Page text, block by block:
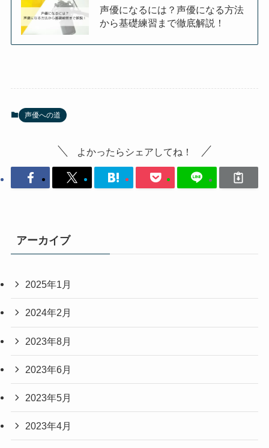
声優になるには？声優になる方法
から基礎練習まで徹底解説！
声優への道
よかったらシェアしてね！
アーカイブ
2025年1月
2024年2月
2023年8月
2023年6月
2023年5月
2023年4月